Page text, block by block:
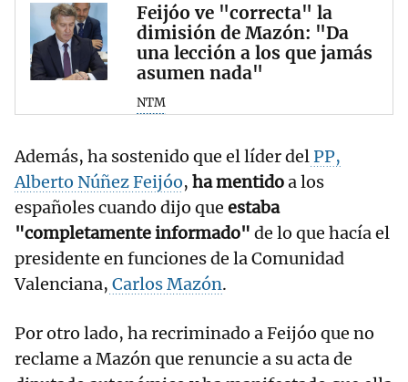
Feijóo ve "correcta" la
dimisión de Mazón: "Da
una lección a los que jamás
asumen nada"
NTM
Además, ha sostenido que el líder delPP,
Alberto Núñez Feijóo, ha mentidoa los
españoles cuando dijo que estaba
"completamente informado" de lo que hacía el
presidente en funciones de la Comunidad
Valenciana, Carlos Mazón.
Por otro lado, ha recriminado a Feijóo que no
reclame a Mazón que renuncie a su acta de